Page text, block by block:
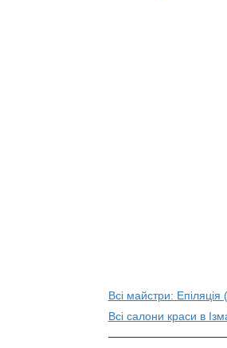
Всі майстри:
Всі салони краси в